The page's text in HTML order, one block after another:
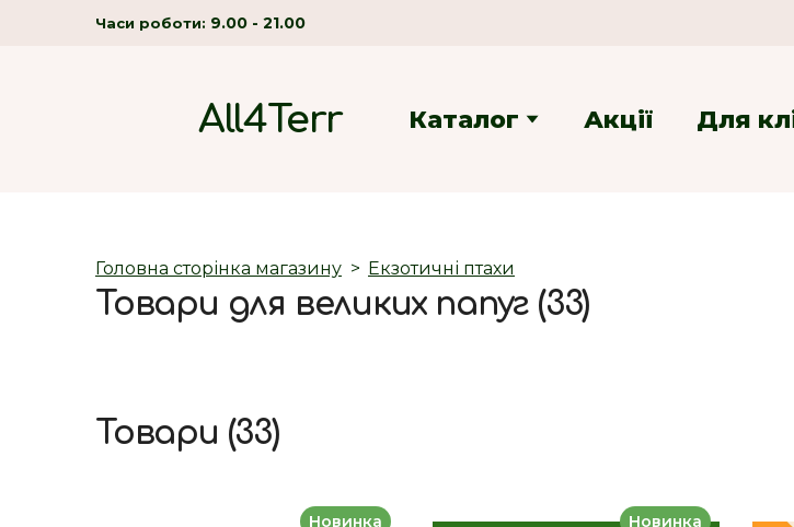
Часи роботи: 9.00 - 21.00
All4Terr Каталог Акції Для
Головна сторінка магазину Екзотичні птахи
Товари для великих папуг (33)
Товари (33)
Новинка Новинка